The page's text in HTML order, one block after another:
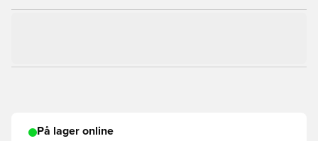
På lager online